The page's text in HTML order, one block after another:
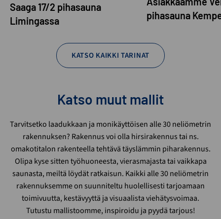
Saaga 17/2 pihasauna
Limingassa
pihasauna
KATSO KAIKKI TARINAT
Katso muut mallit
Tarvitsetko laadukkaan ja monikäyttöisen alle 30 neliömetrin
rakennuksen? Rakennus voi olla hirsirakennus tai ns.
omakotitalon rakenteella tehtävä täyslämmin piharakennus.
Olipa kyse sitten työhuoneesta, vierasmajasta tai vaikkapa
saunasta, meiltä löydät ratkaisun. Kaikki alle 30 neliömetrin
rakennuksemme on suunniteltu huolellisesti tarjoamaan
toimivuutta, kestävyyttä ja visuaalista viehätysvoimaa.
Tutustu mallistoomme, inspiroidu ja pyydä tarjous!